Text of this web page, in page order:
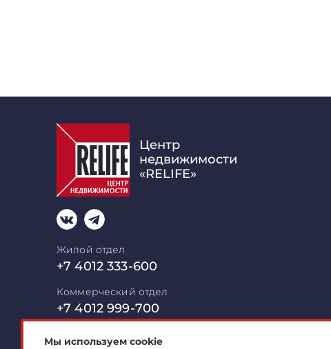
Центр
недвижимости
«RELIFE»
Жилой отдел
+7 4012 333-600
Коммерческий отдел
+7 4012 999-700
mail@relife-realty.ru
Мы используем cookie